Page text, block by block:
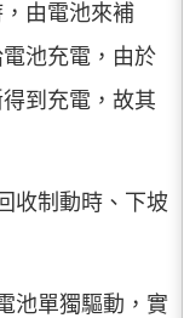
由電池來補
池充電，由於
到充電，故其
收制動時、下坡
池單獨驅動，實